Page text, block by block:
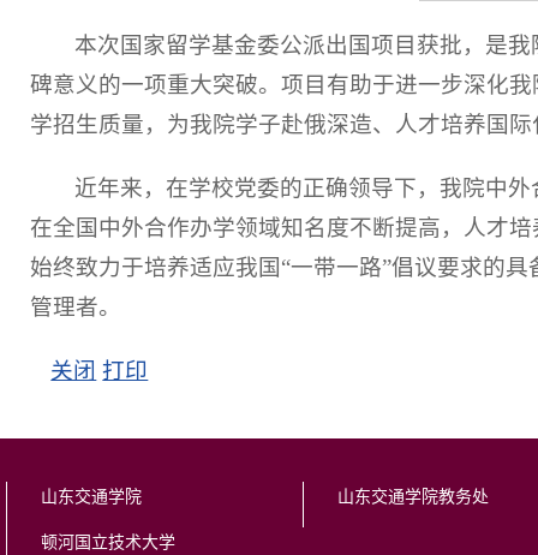
本次国家留学基金委公派出国项目获批，是
碑意义的一项重大突破。项目有助于进一步深化
学招生质量，为我院学子赴俄深造、人才培养国
近年来，在学校党委的正确领导下，我院中
在全国中外合作办学领域知名度不断提高，人才
始终致力于培养适应我国“一带一路”倡议要求的
管理者。
关闭 打印
山东交通学院
顿河国立技术大学
山东交通学院教务处